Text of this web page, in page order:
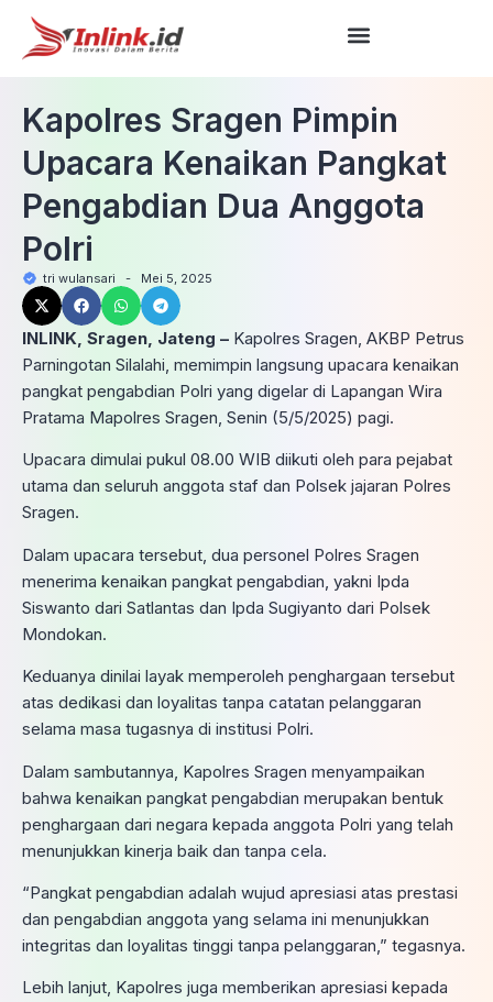
Kapolres Sragen Pimpin
Upacara Kenaikan Pangkat
Pengabdian Dua Anggota
Polri
tri wulansari - Mei 5, 2025
INLINK, Sragen, Jateng – Kapolres Sragen, AKBP Petrus
Parningotan Silalahi, memimpin langsung upacara kenaikan
pangkat pengabdian Polri yang digelar di Lapangan Wira
Pratama Mapolres Sragen, Senin (5/5/2025) pagi.
Upacara dimulai pukul 08.00 WIB diikuti oleh para pejabat
utama dan seluruh anggota staf dan Polsek jajaran Polres
Sragen.
Dalam upacara tersebut, dua personel Polres Sragen
menerima kenaikan pangkat pengabdian, yakni Ipda
Siswanto dari Satlantas dan Ipda Sugiyanto dari Polsek
Mondokan.
Keduanya dinilai layak memperoleh penghargaan tersebut
atas dedikasi dan loyalitas tanpa catatan pelanggaran
selama masa tugasnya di institusi Polri.
Dalam sambutannya, Kapolres Sragen menyampaikan
bahwa kenaikan pangkat pengabdian merupakan bentuk
penghargaan dari negara kepada anggota Polri yang telah
menunjukkan kinerja baik dan tanpa cela.
“Pangkat pengabdian adalah wujud apresiasi atas prestasi
dan pengabdian anggota yang selama ini menunjukkan
integritas dan loyalitas tinggi tanpa pelanggaran,” tegasnya.
Lebih lanjut, Kapolres juga memberikan apresiasi kepada